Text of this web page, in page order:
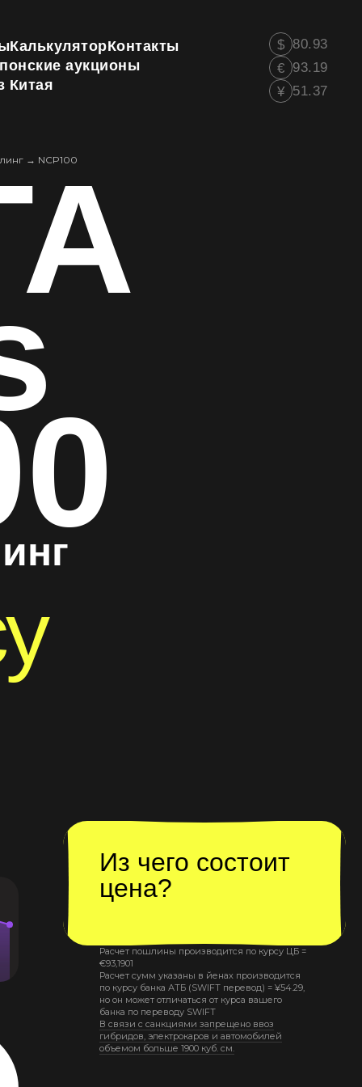
КалькуляторКонтакты
аукционы
Китая
$ 80.93
€ 93.19
¥ 51.37
→ NCP100
Из чего состоит
цена?
Расчет пошлины производится по курсу ЦБ =
€93,1901
Расчет сумм указаны в йенах производится
по курсу банка АТБ (SWIFT перевод) = ¥54.29,
но он может отличаться от курса вашего
банка по переводу SWIFT
В связи с санкциями запрещено ввоз
гибридов, электрокаров и автомобилей
объемом больше 1900 куб. см.